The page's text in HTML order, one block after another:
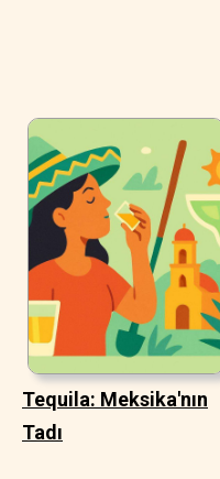
Tequila: Meksika'nın
Tadı